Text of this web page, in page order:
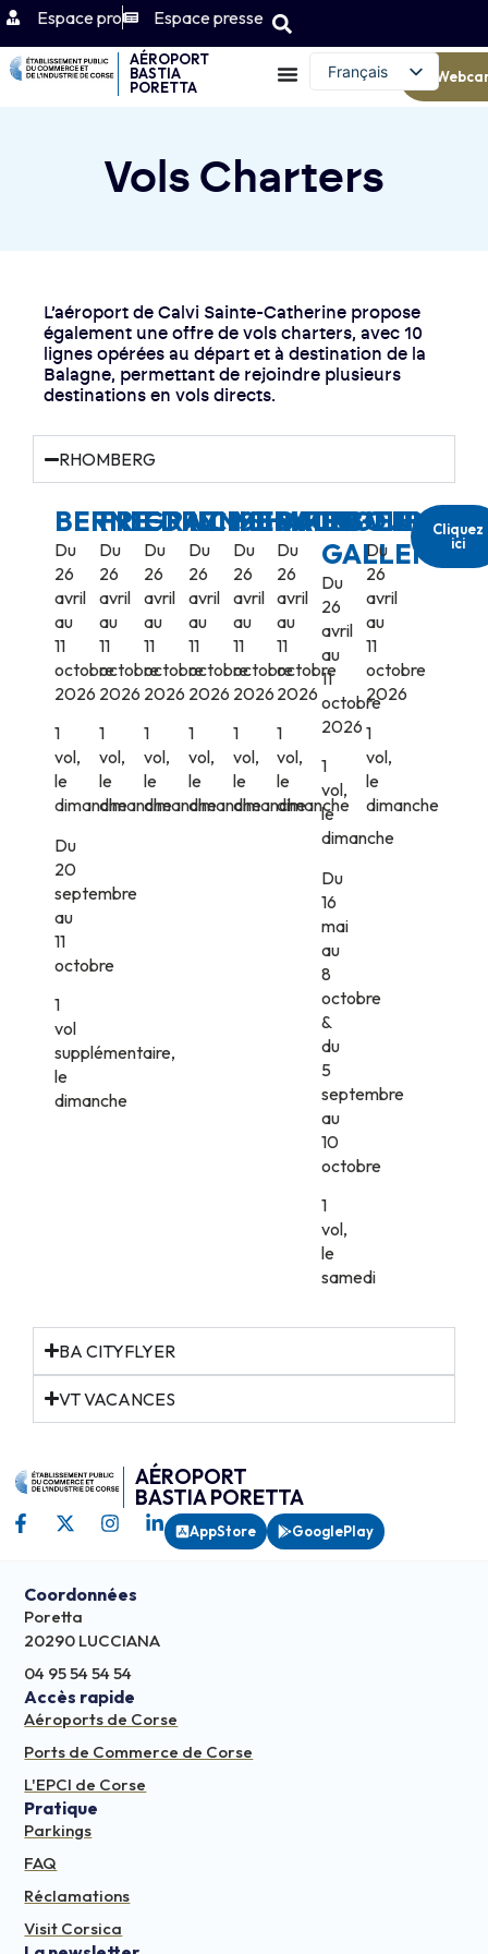
Espace pro Espace presse
AÉROPORT
BASTIA
PORETTA
Français
Vols Charters
L’aéroport de Calvi Sainte-Catherine propose
également une offre de vols charters, avec 10
lignes opérées au départ et à destination de la
Balagne, permettant de rejoindre plusieurs
destinations en vols directs.
RHOMBERG
BERNE
Du
26
avril
au
11
octobre
2026
1
vol,
le
dimanche
Du
20
septembre
au
11
octobre
1
vol
supplémentaire,
le
dimanche
FRIEDRICHSHAFEN
Du
26
avril
au
11
octobre
2026
1
vol,
le
dimanche
GRAZ
Du
26
avril
au
11
octobre
2026
1
vol,
le
dimanche
INNSBRUCK
Du
26
avril
au
11
octobre
2026
1
vol,
le
dimanche
MEMMINGEN
Du
26
avril
au
11
octobre
2026
1
vol,
le
dimanche
SALZBOURG
Du
26
avril
au
11
octobre
2026
1
vol,
le
dimanche
ST-
GALLEN
Du
26
avril
au
11
octobre
2026
1
vol,
le
dimanche
Du
16
mai
au
8
octobre
&
du
5
septembre
au
10
octobre
1
vol,
le
samedi
VIENNE
Du
26
avril
au
11
octobre
2026
1
vol,
le
dimanche
Cliquez
ici
BA CITYFLYER
VT VACANCES
AÉROPORT
BASTIA PORETTA
AppStore GooglePlay
Coordonnées
Poretta
20290 LUCCIANA
04 95 54 54 54
Accès rapide
Aéroports de Corse
Ports de Commerce de Corse
L'EPCI de Corse
Pratique
Parkings
FAQ
Réclamations
Visit Corsica